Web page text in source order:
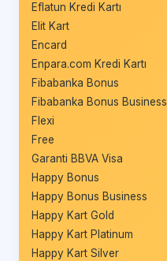
Eflatun Kredi Kartı
Elit Kart
Encard
Enpara.com Kredi Kartı
Fibabanka Bonus
Fibabanka Bonus Business
Flexi
Free
Garanti BBVA Visa
Happy Bonus
Happy Bonus Business
Happy Kart Gold
Happy Kart Platinum
Happy Kart Silver